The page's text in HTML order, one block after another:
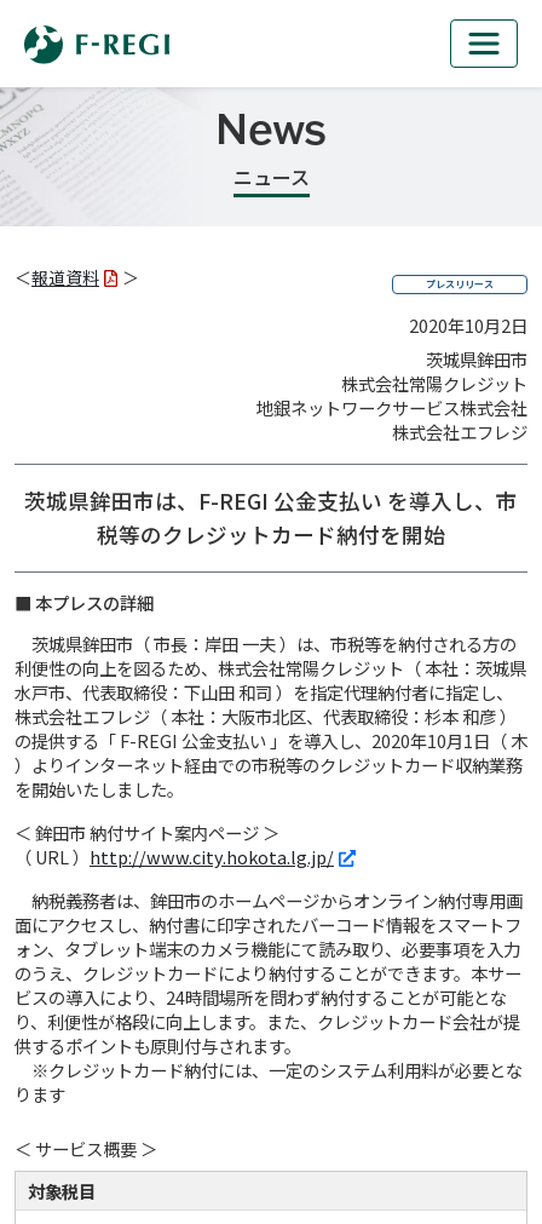
News
ニュース
＜報道資料 ＞ プレスリリース
2020年10月2日
茨城県鉾田市
株式会社常陽クレジット
地銀ネットワークサービス株式会社
株式会社エフレジ
茨城県鉾田市は、F-REGI 公金支払い を導入し、 市
税等のクレジットカード納付を開始
■ 本プレスの詳細
茨城県鉾田市（ 市長：岸田 一夫 ）は、市税等を納付される方の
利便性の向上を図るため、株式会社常陽クレジット（ 本社：茨城県
水戸市、代表取締役：下山田 和司 ）を指定代理納付者に指定し、
株式会社エフレジ（ 本社：大阪市北区、代表取締役：杉本 和彦 ）
の提供する「 F-REGI 公金支払い 」を導入し、2020年10月1日（ 木
）よりインターネット経由での市税等のクレジットカード収納業務
を開始いたしました。
＜ 鉾田市 納付サイト案内ページ ＞
（ URL ） http://www.city.hokota.lg.jp/
納税義務者は、鉾田市のホームページからオンライン納付専用画
面にアクセスし、納付書に印字されたバーコード情報をスマートフ
ォン、タブレット端末のカメラ機能にて読み取り、必要事項を入力
のうえ、クレジットカードにより納付することができます。本サー
ビスの導入により、24時間場所を問わず納付することが可能とな
り、利便性が格段に向上します。また、クレジットカード会社が提
供するポイントも原則付与されます。
※クレジットカード納付には、一定のシステム利用料が必要とな
ります
＜ サービス概要 ＞
対象税目